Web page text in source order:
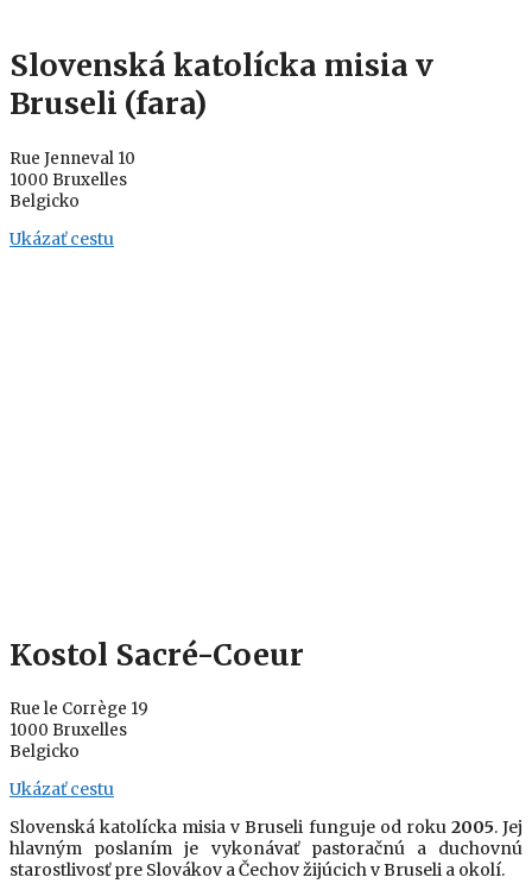
Slovenská katolícka misia v
Bruseli (fara)
Rue Jenneval 10
1000 Bruxelles
Belgicko
Ukázať cestu
Kostol Sacré-Coeur
Rue le Corrège 19
1000 Bruxelles
Belgicko
Ukázať cestu
Slovenská katolícka misia v Bruseli funguje od roku 2005. Jej
hlavným poslaním je vykonávať pastoračnú a duchovnú
starostlivosť pre Slovákov a Čechov žijúcich v Bruseli a okolí.